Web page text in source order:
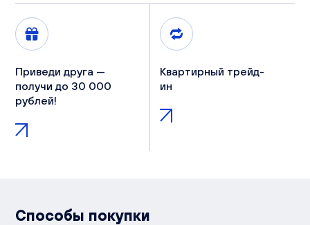
Приведи друга —
получи до 30 000
рублей!
Квартирный трейд-
ин
Способы покупки